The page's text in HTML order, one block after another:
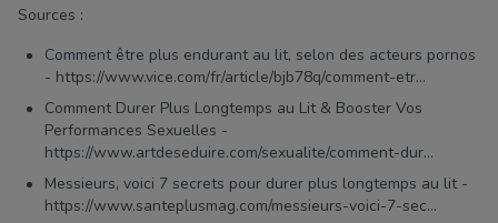
Sources :
Comment être plus endurant au lit, selon des acteurs pornos
- https://www.vice.com/fr/article/bjb78q/comment-etr...
Comment Durer Plus Longtemps au Lit & Booster Vos
Performances Sexuelles -
https://www.artdeseduire.com/sexualite/comment-dur...
Messieurs, voici 7 secrets pour durer plus longtemps au lit -
https://www.santeplusmag.com/messieurs-voici-7-sec...